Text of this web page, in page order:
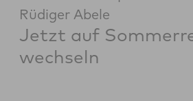
Rüdiger Abele
Jetzt auf
wechseln